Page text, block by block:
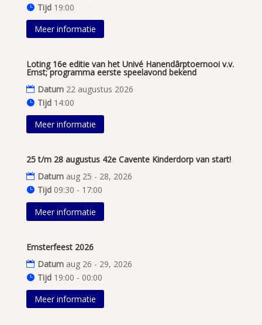
Tijd 19:00
Meer informatie
Loting 16e editie van het Univé Hanendârptoernooi v.v.
Emst; programma eerste speelavond bekend
Datum 22 augustus 2026
Tijd 14:00
Meer informatie
25 t/m 28 augustus 42e Cavente Kinderdorp van start!
Datum aug 25 - 28, 2026
Tijd 09:30 - 17:00
Meer informatie
Emsterfeest 2026
Datum aug 26 - 29, 2026
Tijd 19:00 - 00:00
Meer informatie